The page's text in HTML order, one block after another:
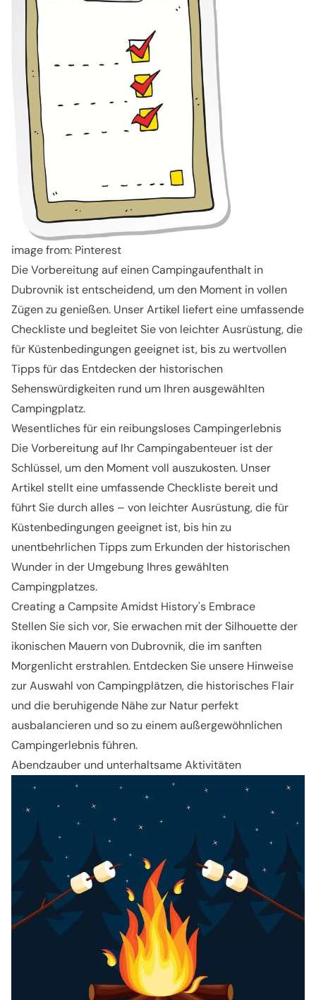
image from: Pinterest
Die Vorbereitung auf einen Campingaufenthalt in
Dubrovnik ist entscheidend, um den Moment in vollen
Zügen zu genießen. Unser Artikel liefert eine umfassende
Checkliste und begleitet Sie von leichter Ausrüstung, die
für Küstenbedingungen geeignet ist, bis zu wertvollen
Tipps für das Entdecken der historischen
Sehenswürdigkeiten rund um Ihren ausgewählten
Campingplatz.
Wesentliches für ein reibungsloses Campingerlebnis
Die Vorbereitung auf Ihr Campingabenteuer ist der
Schlüssel, um den Moment voll auszukosten. Unser
Artikel stellt eine umfassende Checkliste bereit und
führt Sie durch alles – von leichter Ausrüstung, die für
Küstenbedingungen geeignet ist, bis hin zu
unentbehrlichen Tipps zum Erkunden der historischen
Wunder in der Umgebung Ihres gewählten
Campingplatzes.
Creating a Campsite Amidst History's Embrace
Stellen Sie sich vor, Sie erwachen mit der Silhouette der
ikonischen Mauern von Dubrovnik, die im sanften
Morgenlicht erstrahlen. Entdecken Sie unsere Hinweise
zur Auswahl von Campingplätzen, die historisches Flair
und die beruhigende Nähe zur Natur perfekt
ausbalancieren und so zu einem außergewöhnlichen
Campingerlebnis führen.
Abendzauber und unterhaltsame Aktivitäten